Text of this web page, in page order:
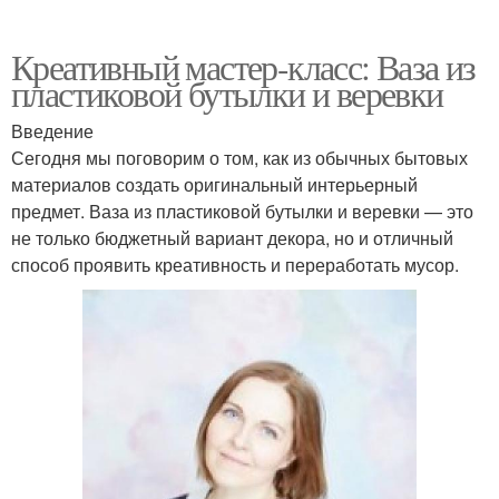
Креативный мастер-класс: Ваза из
пластиковой бутылки и веревки
Введение
Сегодня мы поговорим о том, как из обычных бытовых
материалов создать оригинальный интерьерный
предмет. Ваза из пластиковой бутылки и веревки — это
не только бюджетный вариант декора, но и отличный
способ проявить креативность и переработать мусор.